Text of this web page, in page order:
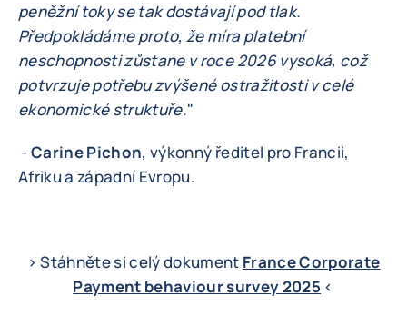
peněžní toky se tak dostávají pod tlak.
Předpokládáme proto, že míra platební
neschopnosti zůstane v roce 2026 vysoká, což
potvrzuje potřebu zvýšené ostražitosti v celé
ekonomické struktuře."
-Carine Pichon, výkonný ředitel pro Francii,
Afriku a západní Evropu.
> Stáhněte si celý dokument France Corporate
Payment behaviour survey 2025 <